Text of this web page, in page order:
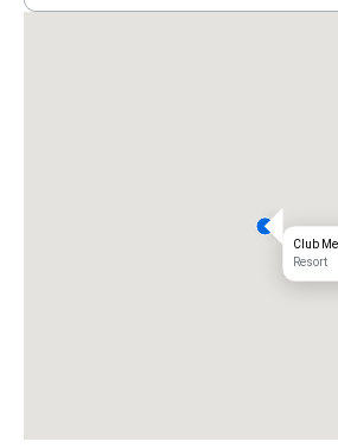
Club
Resort